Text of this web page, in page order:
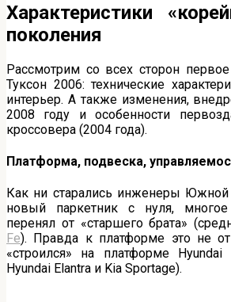
Характеристики
поколения
Рассмотрим со всех сторон
Туксон 2006: технические
интерьер. А также изменения,
2008 году и особенности
кроссовера (2004 года).
Платформа, подвеска,
Как ни старались инженеры Южной
новый паркетник с нуля,
перенял от «старшего брата»
Fe). Правда к платформе это не
«строился» на платформе
Hyundai Elantra и Kia Sportage).